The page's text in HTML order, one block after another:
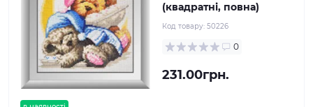
(квадратні, повна)
Код товару: 50226
0
231.00грн.